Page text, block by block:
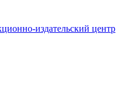
издательский центр